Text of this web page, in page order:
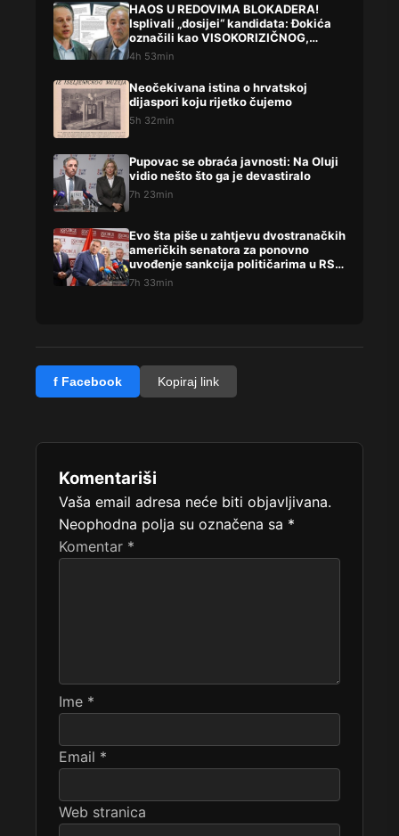
HAOS U REDOVIMA BLOKADERA!
Isplivali „dosijei“ kandidata: Đokića
označili kao VISOKORIZIČNOG,
Lompara potpuno precrtali
4h 53min
Neočekivana istina o hrvatskoj
dijaspori koju rijetko čujemo
5h 32min
Pupovac se obraća javnosti: Na Oluji
vidio nešto što ga je devastiralo
7h 23min
Evo šta piše u zahtjevu dvostranačkih
američkih senatora za ponovno
uvođenje sankcija političarima u RS-
u
7h 33min
f Facebook Kopiraj link
Komentariši
Vaša email adresa neće biti objavljivana.
Neophodna polja su označena sa *
Komentar *
Ime *
Email *
Web stranica